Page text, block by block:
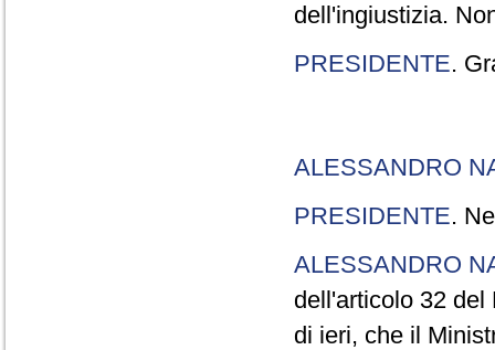
dell'ingiustizia.
PRESIDENTE.
ALESSANDRO
PRESIDENTE.
ALESSANDRO
dell'articolo 32 del
di ieri, che il